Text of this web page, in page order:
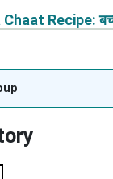
Recipe: बच्चों